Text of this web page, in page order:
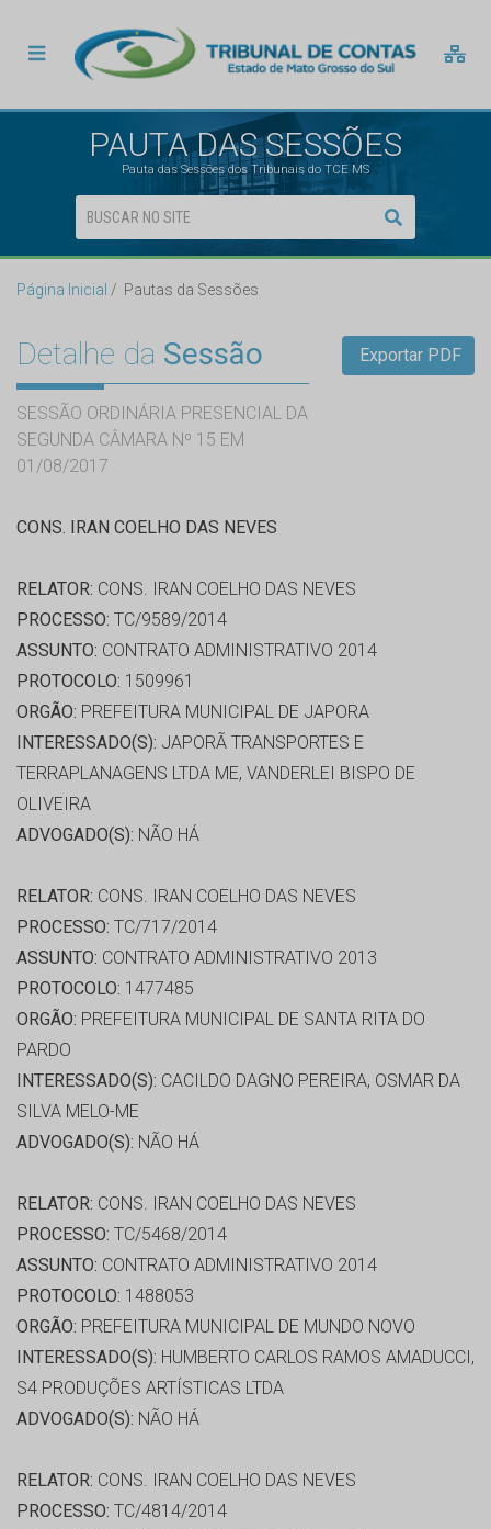
PAUTA DAS SESSÕES
Pauta das Sessões dos Tribunais do TCE MS
Página Inicial Pautas da Sessões
Detalhe da Sessão
SESSÃO ORDINÁRIA PRESENCIAL DA
SEGUNDA CÂMARA Nº 15 EM
01/08/2017
Exportar PDF
CONS. IRAN COELHO DAS NEVES
RELATOR: CONS. IRAN COELHO DAS NEVES
PROCESSO: TC/9589/2014
ASSUNTO: CONTRATO ADMINISTRATIVO 2014
PROTOCOLO: 1509961
ORGÃO: PREFEITURA MUNICIPAL DE JAPORA
INTERESSADO(S): JAPORÃ TRANSPORTES E
TERRAPLANAGENS LTDA ME, VANDERLEI BISPO DE
OLIVEIRA
ADVOGADO(S): NÃO HÁ
RELATOR: CONS. IRAN COELHO DAS NEVES
PROCESSO: TC/717/2014
ASSUNTO: CONTRATO ADMINISTRATIVO 2013
PROTOCOLO: 1477485
ORGÃO: PREFEITURA MUNICIPAL DE SANTA RITA DO
PARDO
INTERESSADO(S): CACILDO DAGNO PEREIRA, OSMAR DA
SILVA MELO-ME
ADVOGADO(S): NÃO HÁ
RELATOR: CONS. IRAN COELHO DAS NEVES
PROCESSO: TC/5468/2014
ASSUNTO: CONTRATO ADMINISTRATIVO 2014
PROTOCOLO: 1488053
ORGÃO: PREFEITURA MUNICIPAL DE MUNDO NOVO
INTERESSADO(S): HUMBERTO CARLOS RAMOS AMADUCCI,
S4 PRODUÇÕES ARTÍSTICAS LTDA
ADVOGADO(S): NÃO HÁ
RELATOR: CONS. IRAN COELHO DAS NEVES
PROCESSO: TC/4814/2014